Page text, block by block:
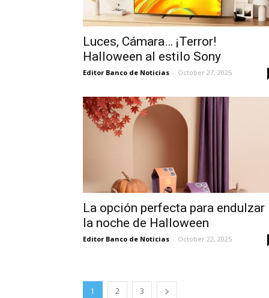
Luces, Cámara… ¡Terror!
Halloween al estilo Sony
Editor Banco de Noticias - October 27, 2025
La opción perfecta para endulzar
la noche de Halloween
Editor Banco de Noticias - October 22, 2025
1 2 3